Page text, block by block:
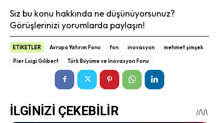
Siz bu konu hakkında ne düşünüyorsunuz?
Görüşlerinizi yorumlarda paylaşın!
ETİKETLER Avrupa Yatırım Fonu fon inovasyon
mehmet şimşek
Pier Luigi Gilibert
Türk Büyüme ve İnovasyon Fonu